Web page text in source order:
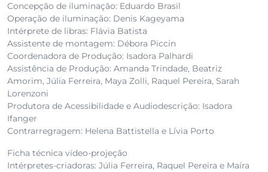
Concepção de iluminação: Eduardo Brasil
Operação de iluminação: Denis Kageyama
Intérprete de libras: Flávia Batista
Assistente de montagem: Débora Piccin
Coordenadora de Produção: Isadora Palhardi
Assistência de Produção: Amanda Trindade, Beatriz
Amorim, Júlia Ferreira, Maya Zolli, Raquel Pereira, Sarah
Lorenzoni
Produtora de Acessibilidade e Audiodescrição: Isadora
Ifanger
Contrarregragem: Helena Battistella e Lívia Porto
Ficha técnica vídeo-projeção
Intérpretes-criadoras: Júlia Ferreira, Raquel Pereira e Maíra